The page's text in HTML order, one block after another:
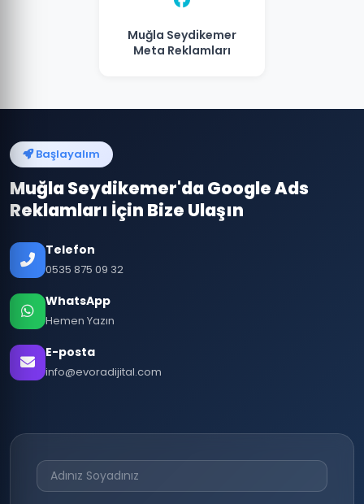
Muğla Seydikemer
Meta Reklamları
Başlayalım
Muğla Seydikemer'da Google Ads
Reklamları İçin Bize Ulaşın
Telefon
0535 875 09 32
WhatsApp
Hemen Yazın
E-posta
info@evoradijital.com